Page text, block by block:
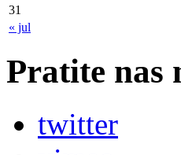
« jul
31
Pratite nas
twitter